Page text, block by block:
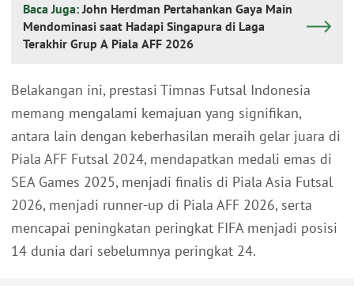
Baca Juga:John Herdman Pertahankan Gaya Main
Mendominasi saat Hadapi Singapura di Laga
Terakhir Grup A Piala AFF 2026
Belakangan ini, prestasi Timnas Futsal Indonesia
memang mengalami kemajuan yang signifikan,
antara lain dengan keberhasilan meraih gelar juara di
Piala AFF Futsal 2024, mendapatkan medali emas di
SEA Games 2025, menjadi finalis di Piala Asia Futsal
2026, menjadi runner-up di Piala AFF 2026, serta
mencapai peningkatan peringkat FIFA menjadi posisi
14 dunia dari sebelumnya peringkat 24.